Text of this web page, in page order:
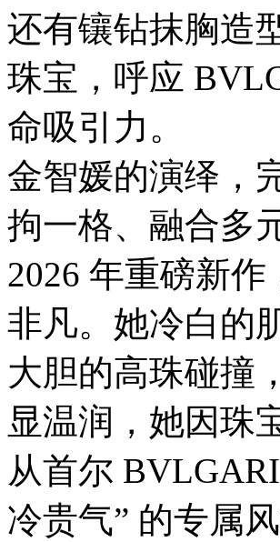
还有镶钻抹胸造
珠宝，呼应
命吸引力。
金智媛的演绎，
拘一格、融合多
2026 年重磅新
非凡。她冷白的
大胆的高珠碰撞
显温润，她因珠
从首尔
冷贵气” 的专属